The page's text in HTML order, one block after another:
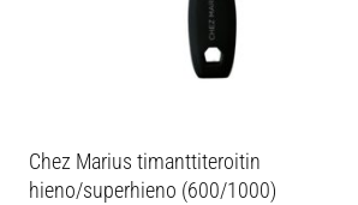
Chez Marius timanttiteroitin
hieno/superhieno (600/1000)